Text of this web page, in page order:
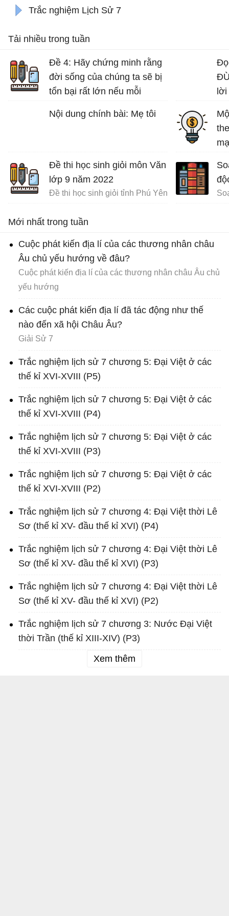
Trắc nghiệm Lịch Sử 7
Tải nhiều trong tuần
Đề 4: Hãy chứng minh rằng
đời sống của chúng ta sẽ bị
tổn bại rất lớn nếu mỗi
vệ môi trường sống.
Nội dung chính bài: Mẹ tôi
Đề thi học sinh giỏi môn Văn
lớp 9 năm 2022
Đề thi học sinh giỏi tỉnh Phú Yên
Mới nhất trong tuần
Cuộc phát kiến địa lí của các thương nhân châu
Âu chủ yếu hướng về đâu?
Cuộc phát kiến địa lí của các thương nhân châu Âu chủ
yếu hướng
Các cuộc phát kiến địa lí đã tác động như thế
nào đến xã hội Châu Âu?
Giải Sử 7
Trắc nghiệm lịch sử 7 chương 5: Đại Việt ở các
thế kỉ XVI-XVIII (P5)
Trắc nghiệm lịch sử 7 chương 5: Đại Việt ở các
thế kỉ XVI-XVIII (P4)
Trắc nghiệm lịch sử 7 chương 5: Đại Việt ở các
thế kỉ XVI-XVIII (P3)
Trắc nghiệm lịch sử 7 chương 5: Đại Việt ở các
thế kỉ XVI-XVIII (P2)
Trắc nghiệm lịch sử 7 chương 4: Đại Việt thời Lê
Sơ (thế kỉ XV- đầu thế kỉ XVI) (P4)
Trắc nghiệm lịch sử 7 chương 4: Đại Việt thời Lê
Sơ (thế kỉ XV- đầu thế kỉ XVI) (P3)
Trắc nghiệm lịch sử 7 chương 4: Đại Việt thời Lê
Sơ (thế kỉ XV- đầu thế kỉ XVI) (P2)
Trắc nghiệm lịch sử 7 chương 3: Nước Đại Việt
thời Trần (thế kỉ XIII-XIV) (P3)
Xem thêm